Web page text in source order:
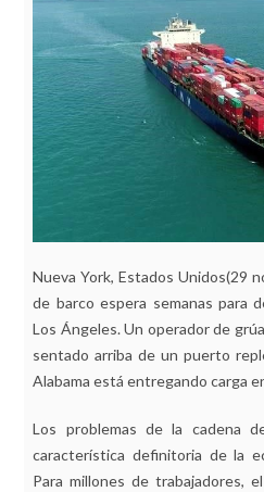
Nueva York, Estados Unidos(29
de barco espera semanas para
Los Ángeles. Un operador de
sentado arriba de un puerto
Alabama está entregando carga
Los problemas de la cadena
característica definitoria de la
Para millones de trabajadores,